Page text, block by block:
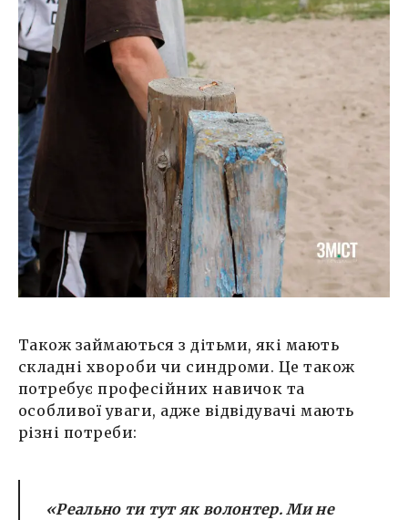
Також займаються з дітьми, які мають
складні хвороби чи синдроми. Це також
потребує професійних навичок та
особливої уваги, адже відвідувачі мають
різні потреби:
«Реально ти тут як волонтер. Ми не